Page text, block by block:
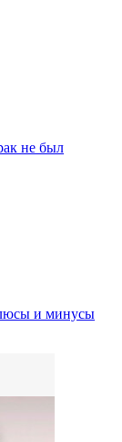
не был
и минусы